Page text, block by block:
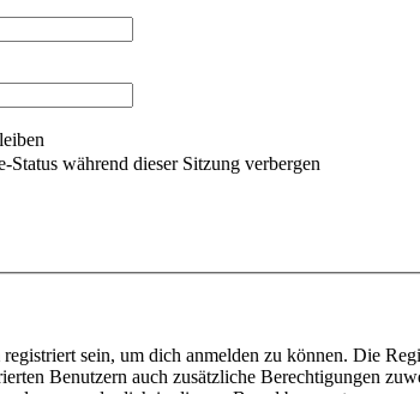
Status während dieser Sitzung verbergen
sein, um dich anmelden zu können. Die
Benutzern auch zusätzliche Berechtigungen